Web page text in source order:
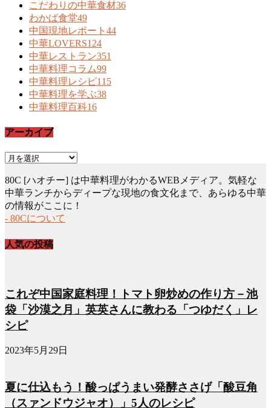
こだわりの中華食材36
わかば食堂49
中国現地レポート 44
中華LOVERS124
中華レストラン351
中華料理コラム99
中華料理レシピ115
中華料理を学ぶ38
中華料理百科16
アーカイブ
ア
カ
イ
ブ
80C [ハオチー] は中華料理がわかるWEBメディア。気軽な
中華ランチからディープな現地の食文化まで、あらゆる中華
の情報がここに！
- 80Cについて
人気の投稿
これぞ中国家庭料理！トマト卵炒めの作り方－池
袋「沙漠之月」英英さんに教わる「つゆだく」レ
シピ
2023年5月29日
夏に仕込もう！酸っぱうまい発酵ささげ「酸豆角
（スァンドウジャオ）」5人のレシピ